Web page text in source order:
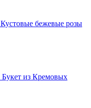
Кустовые бежевые розы
Букет из Кремовых